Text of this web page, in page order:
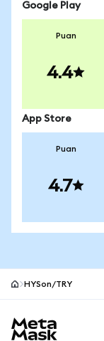
Google Play
Puan
4.4
App Store
Puan
4.7
HYSon/TRY